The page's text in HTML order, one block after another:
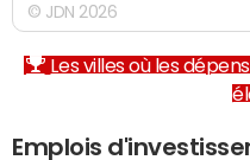
© JDN 2026
Les villes où les
Emplois